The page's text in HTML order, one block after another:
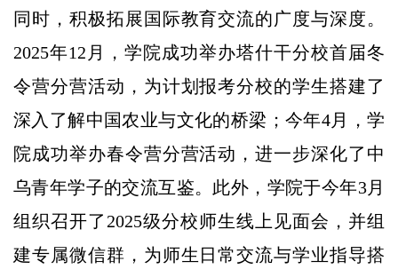
同时，积极拓展国际教育交流的广度与深度。
2025年12月，学院成功举办塔什干分校首届冬
令营分营活动，为计划报考分校的学生搭建了
深入了解中国农业与文化的桥梁；今年4月，学
院成功举办春令营分营活动，进一步深化了中
乌青年学子的交流互鉴。此外，学院于今年3月
组织召开了2025级分校师生线上见面会，并组
建专属微信群，为师生日常交流与学业指导搭